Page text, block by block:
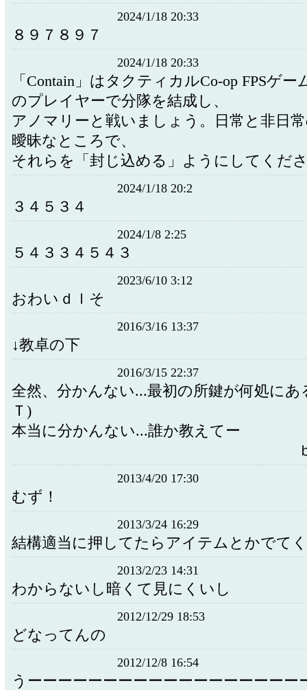
2024/1/18 20:33
８９７８９７
2024/1/18 20:33
「Contain」はタクティカルCo-op FPSゲー
のプレイヤーで分隊を結成し、
アノマリーと戦いましょう。日常と非日
曖昧なところで、
それらを「封じ込める」ようにしてくだ
2024/1/18 20:2
３４５３４
2024/1/8 2:25
５４３３４５４３
2023/6/10 3:12
おわいｄｌそ
2016/3/16 13:37
↓教卓の下
2016/3/15 22:37
全然、分かんない...最初の所鍵が何処にあ
Ｔ)
本当に分かんない...誰か教えてー
ｂｙ小
2013/4/20 17:30
むず！
2013/3/24 16:29
結構適当に押してたらアイテムとかでて
2013/2/23 14:31
わからないし暗くて見にくいし
2012/12/29 18:53
どなってんの
2012/12/8 16:54
うーーーーーーーーーーーーーーーーーー